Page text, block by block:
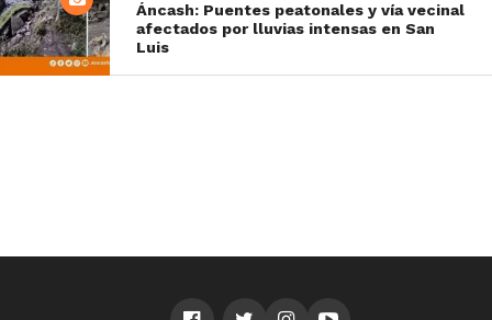
Áncash: Puentes peatonales y vía vecinal
afectados por lluvias intensas en San
Luis